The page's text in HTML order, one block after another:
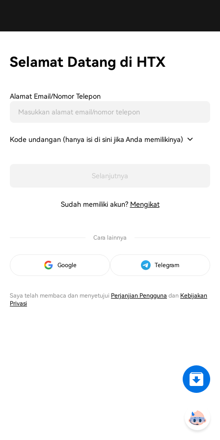
Selamat Datang di HTX
Alamat Email/Nomor Telepon
Kode undangan (hanya isi di sini jika Anda memilikinya)
Selanjutnya
Sudah memiliki akun? Mengikat
Cara lainnya
Google Telegram
Saya telah membaca dan menyetujui Perjanjian Pengguna dan Kebijakan
Privasi